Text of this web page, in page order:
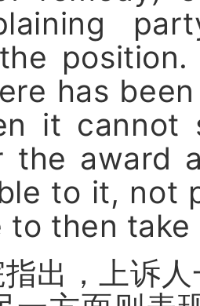
has
it cannot
the award
to it, not
to then
指出，上诉